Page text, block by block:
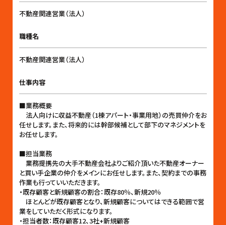
不動産関連営業（法人）
職種名
不動産関連営業（法人）
仕事内容
■業務概要
法人向けに収益不動産（1棟アパート・事業用地）の売買仲介をお
任せします。また、将来的には幹部候補として部下のマネジメントを
お任せします。
■担当業務
業務提携先の大手不動産会社よりご紹介頂いた不動産オーナー
と買い手企業の仲介をメインにお任せします。また、契約までの事務
作業も行っていいただきます。
・既存顧客と新規顧客の割合：既存80％、新規20％
ほとんどが既存顧客となり、新規顧客についてはできる範囲で営
業をしていただく形式になります。
・担当者数：既存顧客12、3社+新規顧客